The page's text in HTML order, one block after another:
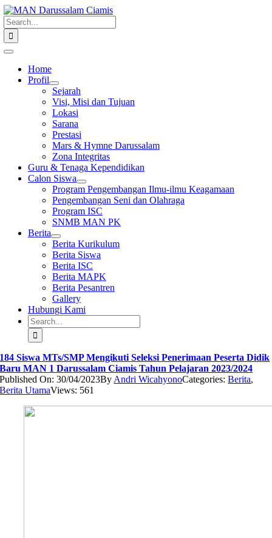
Skip
to
content
Search
for:
Toggle
NavigationHome
Profil
Sejarah
Visi, Misi dan Tujuan
Lokasi
Sarana
Prestasi
Mars & Hymne Darussalam
Zona Integritas
Guru & Tenaga Kependidikan
Calon Siswa
Program Pengembangan Ilmu-ilmu Keagamaan
Pengembangan Seni dan Olahraga
Program ISC
SNMB MAN PK
Berita
Berita Kurikulum
Berita Siswa
Berita ISC
Berita MAPK
Berita Pesantren
Gallery
Hubungi Kami
Search
for:
184 Siswa MTs/SMP Mengikuti Seleksi Penerimaan Peserta Didik
Baru MAN 1 Darussalam Ciamis Tahun Pelajaran 2023/2024
Published On: 30/04/2023By Andri WicahyonoCategories:Berita,
Berita UtamaViews: 561